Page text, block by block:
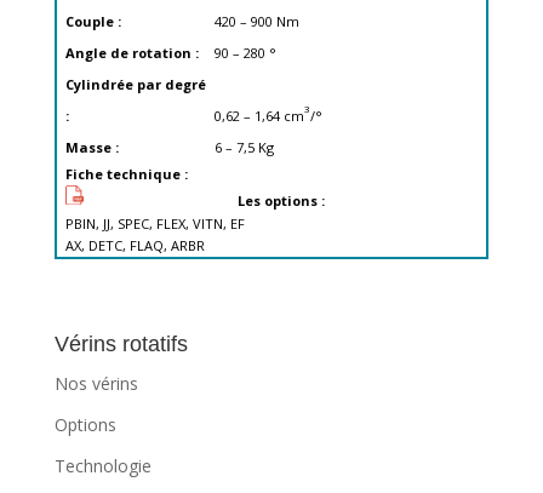
Couple :
420 – 900 Nm
Angle de rotation :
90 – 280 °
Cylindrée par degré
:
0,62 – 1,64 cm3/°
Masse :
6 – 7,5 Kg
Fiche technique :
Les options :
PBIN, JJ, SPEC, FLEX, VITN, EF
AX, DETC, FLAQ, ARBR
Vérins rotatifs
Nos vérins
Options
Technologie